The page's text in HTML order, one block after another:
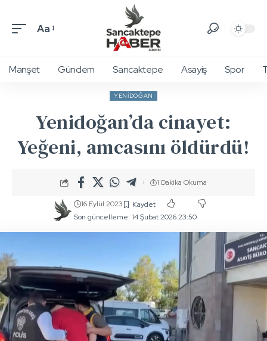
Aa
Manşet Gündem Sancaktepe Asayiş Spor
YENIDOĞAN
Yenidoğan’da cinayet:
Yeğeni, amcasını öldürdü!
Son güncelleme: 14 Şubat 2026 23:50
16 Eylül 2023
1 Dakika Okuma